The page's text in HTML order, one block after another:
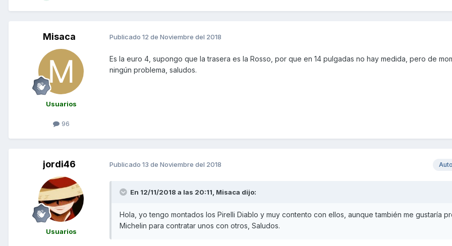
Misaca
Usuarios
96
Publicado 12 de Noviembre del 2018
Es la euro 4, supongo que la trasera es la Rosso, por que en 14 pulgadas no hay medida, pero de
ningún problema, saludos.
jordi46
Usuarios
Publicado 13 de Noviembre del 2018
En 12/11/2018 a las 20:11, Misaca dijo:
Hola, yo tengo montados los Pirelli Diablo y muy contento con ellos, aunque también me gustaría
Michelin para contratar unos con otros, Saludos.